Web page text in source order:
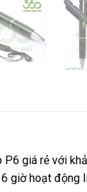
P6 giá rẻ với
giờ hoạt động